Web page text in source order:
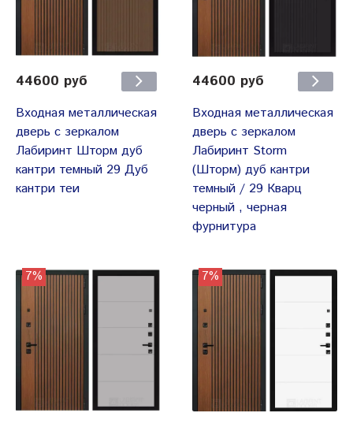
44600 руб
Входная металлическая
дверь с зеркалом
Лабиринт Шторм дуб
кантри темный 29 Дуб
кантри теи
44600 руб
Входная металлическая
дверь с зеркалом
Лабиринт Storm
(Шторм) дуб кантри
темный / 29 Кварц
черный , черная
фурнитура
7% 7%